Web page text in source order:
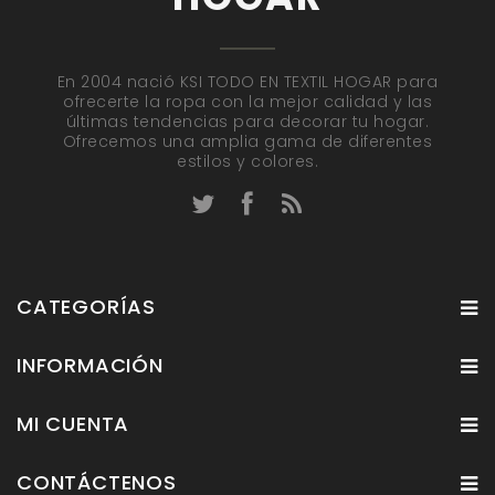
En 2004 nació KSI TODO EN TEXTIL HOGAR para
ofrecerte la ropa con la mejor calidad y las
últimas tendencias para decorar tu hogar.
Ofrecemos una amplia gama de diferentes
estilos y colores.
CATEGORÍAS
INFORMACIÓN
MI CUENTA
CONTÁCTENOS